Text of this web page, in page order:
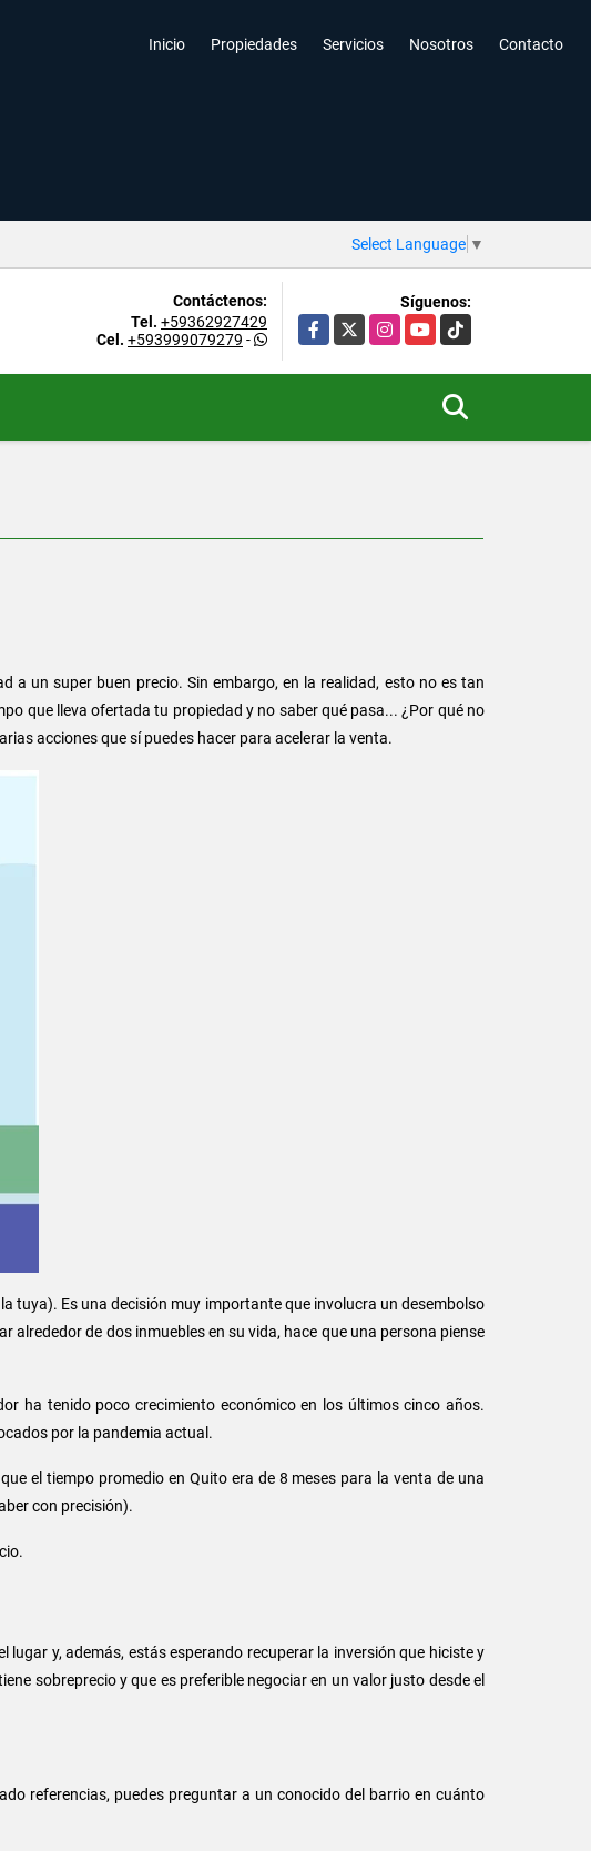
Inicio Propiedades Servicios Nosotros Contacto
Select Language ▼
Contáctenos:
Tel. +59362927429
Cel. +593999079279 -
Síguenos:
Facebook
X InstagramYouTubeTikTok
a un super buen precio. Sin embargo, en la realidad, esto no es tan
que lleva ofertada tu propiedad y no saber qué pasa... ¿Por qué no
acciones que sí puedes hacer para acelerar la venta.
tuya). Es una decisión muy importante que involucra un desembolso
de dos inmuebles en su vida, hace que una persona piense
ha tenido poco crecimiento económico en los últimos cinco años.
por la pandemia actual.
el tiempo promedio en Quito era de 8 meses para la venta de una
con precisión).
y, además, estás esperando recuperar la inversión que hiciste y
sobreprecio y que es preferible negociar en un valor justo desde el
referencias, puedes preguntar a un conocido del barrio en cuánto